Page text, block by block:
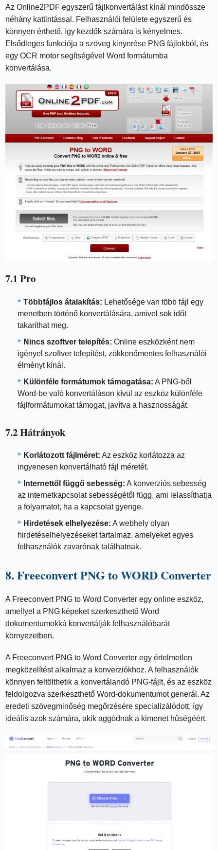
Az Online2PDF egyszerű fájlkonvertálást kínál mindössze
néhány kattintással. Felhasználói felülete egyszerű és
könnyen érthető, így kezdők számára is kényelmes.
Elsődleges funkciója a szöveg kinyerése PNG fájlokból, és
egy OCR motor segítségével Word formátumba
konvertálása.
7.1 Pro
Többfájlos átalakítás: Lehetősége van több fájl egy
menetben történő konvertálására, amivel sok időt
takaríthat meg.
Nincs szoftver telepítés: Online eszközként nem
igényel szoftver telepítést, zökkenőmentes felhasználói
élményt kínál.
Különféle formátumok támogatása: A PNG-ből
Word-be való konvertáláson kívül az eszköz különféle
fájlformátumokat támogat, javítva a hasznosságát.
7.2 Hátrányok
Korlátozott fájlméret: Az eszköz korlátozza az
ingyenesen konvertálható fájl méretét.
Internettől függő sebesség: A konverziós sebesség
az internetkapcsolat sebességétől függ, ami lelassíthatja
a folyamatot, ha a kapcsolat gyenge.
Hirdetések elhelyezése: A webhely olyan
hirdetéselhelyezéseket tartalmaz, amelyeket egyes
felhasználók zavarónak találhatnak.
8. Freeconvert PNG to WORD Converter
A Freeconvert PNG to Word Converter egy online eszköz,
amellyel a PNG képeket szerkeszthető Word
dokumentumokká konvertálják felhasználóbarát
környezetben.
A Freeconvert PNG to Word Converter egy értelmetlen
megközelítést alkalmaz a konverziókhoz. A felhasználók
könnyen feltölthetik a konvertálandó PNG-fájlt, és az eszköz
feldolgozva szerkeszthető Word-dokumentumot generál. Az
eredeti szövegminőség megőrzésére specializálódott, így
ideális azok számára, akik aggódnak a kimenet hűségéért.